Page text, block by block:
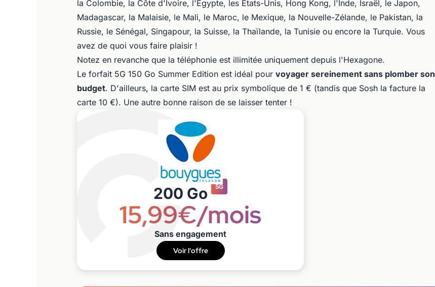
la Colombie, la Côte d'Ivoire, l'Égypte, les États-Unis, Hong Kong, l'Inde, Israël, le Japon,
Madagascar, la Malaisie, le Mali, le Maroc, le Mexique, la Nouvelle-Zélande, le Pakistan, la
Russie, le Sénégal, Singapour, la Suisse, la Thaïlande, la Tunisie ou encore la Turquie. Vous
avez de quoi vous faire plaisir !
Notez en revanche que la téléphonie est illimitée uniquement depuis l'Hexagone.
Le forfait 5G 150 Go Summer Edition est idéal pour voyager sereinement sans plomber son
budget. D'ailleurs, la carte SIM est au prix symbolique de 1 € (tandis que Sosh la facture la
carte 10 €). Une autre bonne raison de se laisser tenter !
200 Go 5G
15,99€/mois
Sans engagement
Voir l'offre